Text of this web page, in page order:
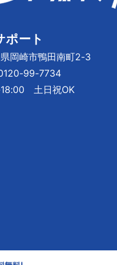
ポート
岡崎市鴨田南町2-3
99-7734
土日祝OK